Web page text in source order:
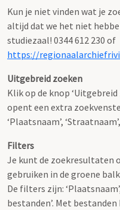
Kun je niet vinden wat je
altijd dat we het niet
studiezaal! 0344 612 230 of
https://
Uitgebreid zoeken
Klik op de knop
opent een extra
‘Plaatsnaam’,
Filters
Je kunt de zoekresultaten
gebruiken in de groene
De filters zijn:
bestanden’. Met